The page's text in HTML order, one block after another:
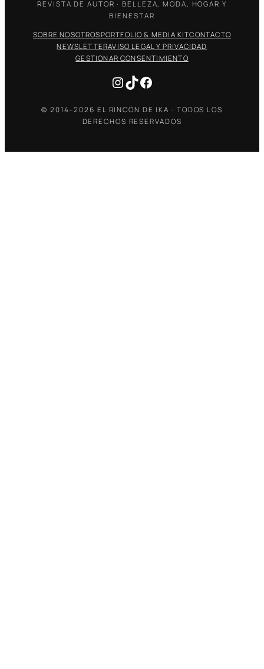
REVISTA DE AUTOR · BELLEZA, MODA, HOGAR Y
BIENESTAR
SOBRE NOSOTROSPORTFOLIO & MEDIA KITCONTACTO
NEWSLETTERAVISO LEGAL Y PRIVACIDAD
GESTIONAR CONSENTIMIENTO
Instagram
TikTokFacebook
© 2014–2026 EL RINCÓN DE IKA · TODOS LOS
DERECHOS RESERVADOS